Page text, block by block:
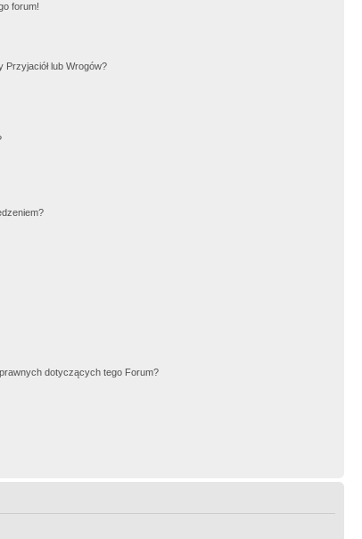
forum!
lub Wrogów?
dotyczących tego Forum?